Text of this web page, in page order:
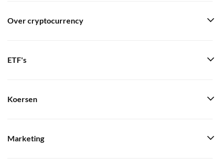
Over cryptocurrency
ETF's
Koersen
Marketing